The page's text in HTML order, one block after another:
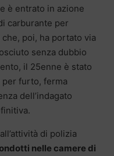
è entrato in azione
carburante per
poi, ha portato via
senza dubbio
il 25enne è stato
per furto, ferma
dell’indagato
di polizia
nelle camere di